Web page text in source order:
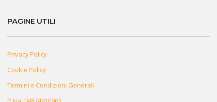
PAGINE UTILI
Privacy Policy
Cookie Policy
Termini e Condizioni Generali